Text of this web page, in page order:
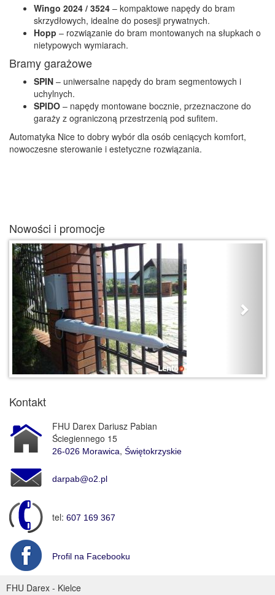
Wingo 2024 / 3524 – kompaktowe napędy do bram
skrzydłowych, idealne do posesji prywatnych.
Hopp – rozwiązanie do bram montowanych na słupkach o
nietypowych wymiarach.
Bramy garażowe
SPIN – uniwersalne napędy do bram segmentowych i
uchylnych.
SPIDO – napędy montowane bocznie, przeznaczone do
garaży z ograniczoną przestrzenią pod sufitem.
Automatyka Nice to dobry wybór dla osób ceniących komfort,
nowoczesne sterowanie i estetyczne rozwiązania.
Nowości i promocje
Previous
Kontakt
FHU Darex Dariusz Pabian
Ściegiennego 15
26-026 Morawica, Świętokrzyskie
darpab@o2.pl
tel: 607 169 367
Profil na Facebooku
FHU Darex - Kielce